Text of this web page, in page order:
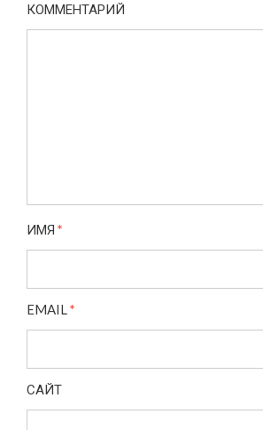
КОММЕНТАРИЙ
ИМЯ *
EMAIL*
САЙТ